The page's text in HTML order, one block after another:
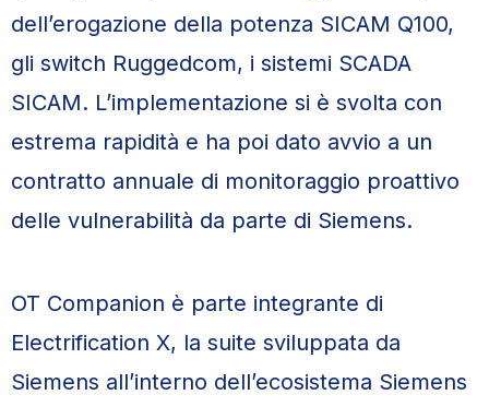
dell’erogazione della potenza SICAM Q100,
gli switch Ruggedcom, i sistemi SCADA
SICAM. L’implementazione si è svolta con
estrema rapidità e ha poi dato avvio a un
contratto annuale di monitoraggio proattivo
delle vulnerabilità da parte di Siemens.
OT Companion è parte integrante di
Electrification X, la suite sviluppata da
Siemens all’interno dell’ecosistema Siemens